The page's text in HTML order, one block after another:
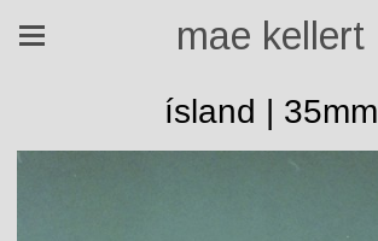
mae kellert
ísland | 35mm